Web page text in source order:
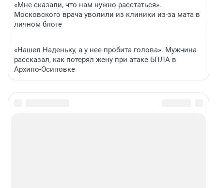
«Мне сказали, что нам нужно расстаться».
Московского врача уволили из клиники из-за мата в
личном блоге
«Нашел Наденьку, а у нее пробита голова». Мужчина
рассказал, как потерял жену при атаке БПЛА в
Архипо-Осиповке